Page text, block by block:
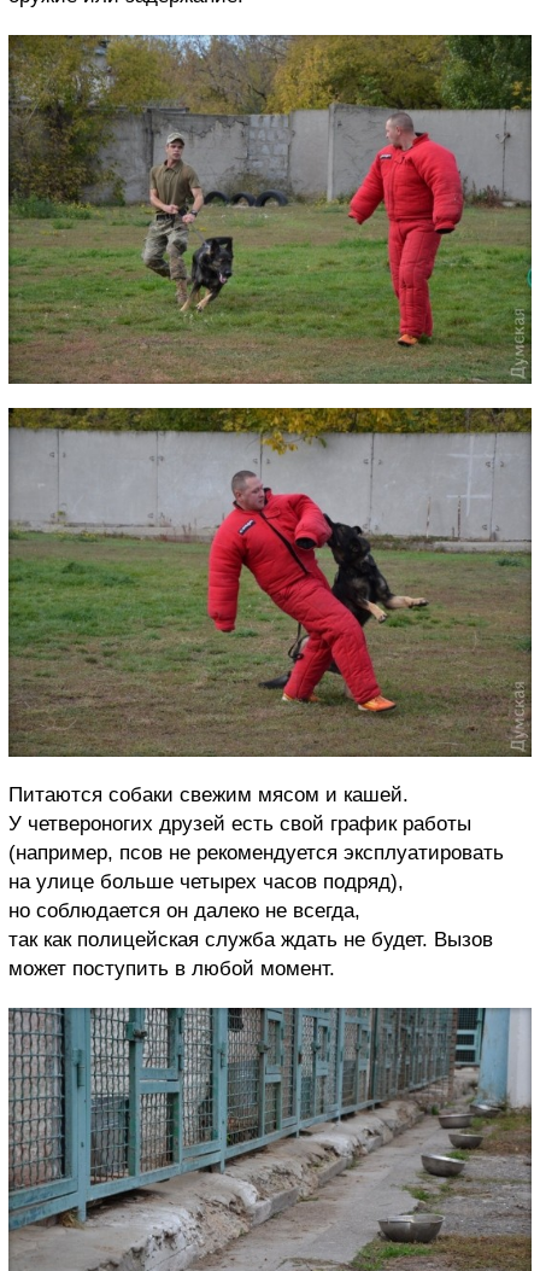
Питаются собаки свежим мясом и кашей.
У четвероногих друзей есть свой график работы
(например, псов не рекомендуется эксплуатировать
на улице больше четырех часов подряд),
но соблюдается он далеко не всегда,
так как полицейская служба ждать не будет. Вызов
может поступить в любой момент.